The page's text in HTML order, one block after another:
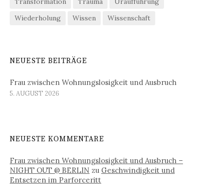
Wiederholung
Wissen Wissenschaft
NEUESTE BEITRÄGE
Frau zwischen Wohnungslosigkeit und Ausbruch
5. AUGUST 2026
NEUESTE KOMMENTARE
Frau zwischen Wohnungslosigkeit und Ausbruch –
NIGHT OUT @ BERLIN zu Geschwindigkeit und
Entsetzen im Parforceritt